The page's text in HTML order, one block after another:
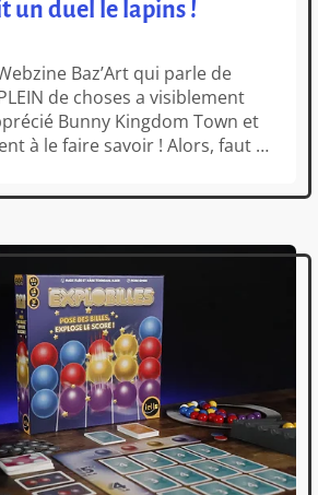
un duel le lapins !
Baz’Art qui parle de
de choses a visiblement
Bunny Kingdom Town et
à le faire savoir ! Alors, faut il
et se résume en deux
[…]